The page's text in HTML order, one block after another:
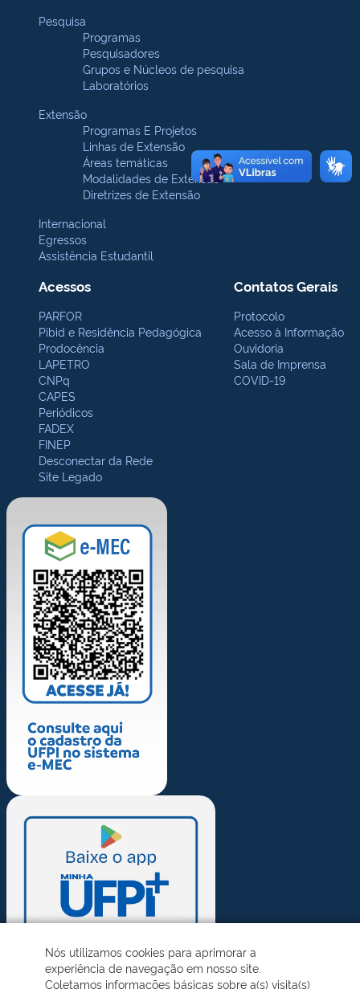
Pesquisa
Programas
Pesquisadores
Grupos e Núcleos de pesquisa
Laboratórios
Extensão
Programas E Projetos
Linhas de Extensão
Áreas temáticas
Modalidades de Extensão
Diretrizes de Extensão
Internacional
Egressos
Assistência Estudantil
Acessos
PARFOR
Pibid e Residência Pedagógica
Prodocência
LAPETRO
CNPq
CAPES
Periódicos
FADEX
FINEP
Desconectar da Rede
Site Legado
Contatos Gerais
Protocolo
Acesso à Informação
Ouvidoria
Sala de Imprensa
COVID-19
Nós utilizamos cookies para aprimorar a
experiência de navegação em nosso site.
Coletamos informações básicas sobre a(s) visita(s)